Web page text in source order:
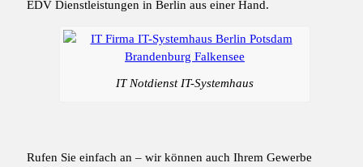
EDV Dienstleistungen in Berlin aus einer Hand.
IT Notdienst IT-Systemhaus
Rufen Sie einfach an – wir können auch Ihrem Gewerbe